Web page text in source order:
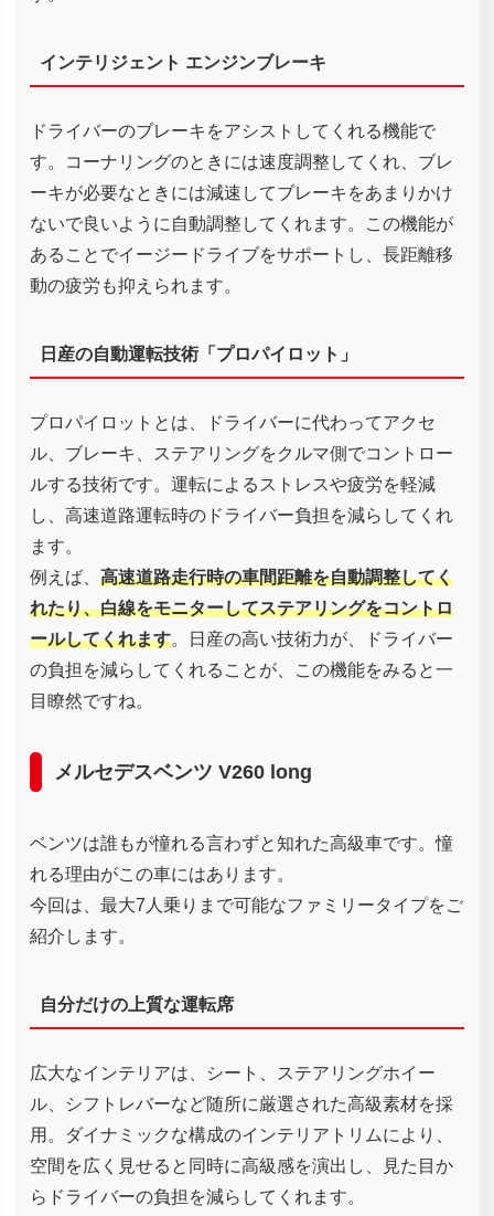
インテリジェント エンジンブレーキ
ドライバーのブレーキをアシストしてくれる機能で
す。コーナリングのときには速度調整してくれ、ブレ
ーキが必要なときには減速してブレーキをあまりかけ
ないで良いように自動調整してくれます。この機能が
あることでイージードライブをサポートし、長距離移
動の疲労も抑えられます。
日産の自動運転技術「プロパイロット」
プロパイロットとは、ドライバーに代わってアクセ
ル、ブレーキ、ステアリングをクルマ側でコントロー
ルする技術です。運転によるストレスや疲労を軽減
し、高速道路運転時のドライバー負担を減らしてくれ
ます。
例えば、 高速道路走行時の車間距離を自動調整してく
れたり、白線をモニターしてステアリングをコントロ
ールしてくれます。日産の高い技術力が、ドライバー
の負担を減らしてくれることが、この機能をみると一
目瞭然ですね。
メルセデスベンツ V260 long
ベンツは誰もが憧れる言わずと知れた高級車です。憧
れる理由がこの車にはあります。
今回は、最大7人乗りまで可能なファミリータイプをご
紹介します。
自分だけの上質な運転席
広大なインテリアは、シート、ステアリングホイー
ル、シフトレバーなど随所に厳選された高級素材を採
用。ダイナミックな構成のインテリアトリムにより、
空間を広く見せると同時に高級感を演出し、見た目か
らドライバーの負担を減らしてくれます。